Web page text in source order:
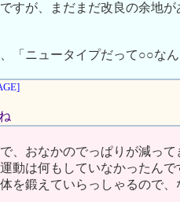
すが、まだまだ改良の余地
「ニュータイプだって○○な
、おなかのでっぱりが減っ
動は何もしていなかったんで
を鍛えていらっしゃるので